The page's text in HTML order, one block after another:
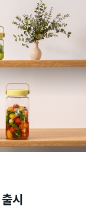
시